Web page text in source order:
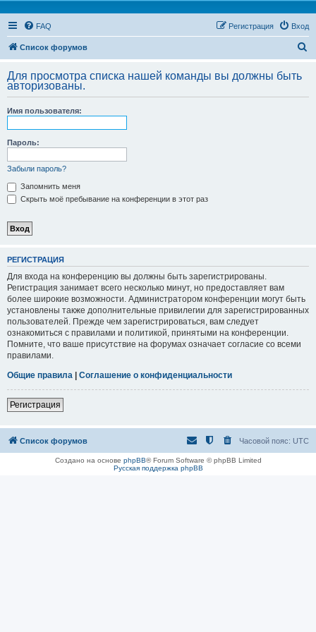
FAQ Вход
Регистрация
Список форумов
с
Для просмотра списка нашей команды вы должны быть
авторизованы.
Имя пользователя:
Пароль:
Забыли пароль?
Запомнить меня
Скрыть моё пребывание на конференции в этот раз
РЕГИСТРАЦИЯ
Для входа на конференцию вы должны быть зарегистрированы.
Регистрация занимает всего несколько минут, но предоставляет вам
более широкие возможности. Администратором конференции могут быть
установлены также дополнительные привилегии для зарегистрированных
пользователей. Прежде чем зарегистрироваться, вам следует
ознакомиться с правилами и политикой, принятыми на конференции.
Помните, что ваше присутствие на форумах означает согласие со всеми
правилами.
Общие правила | Соглашение о конфиденциальности
Регистрация
Список форумов Часовой пояс: UTC
Создано на основе phpBB® Forum Software © phpBB Limited
Русская поддержка phpBB